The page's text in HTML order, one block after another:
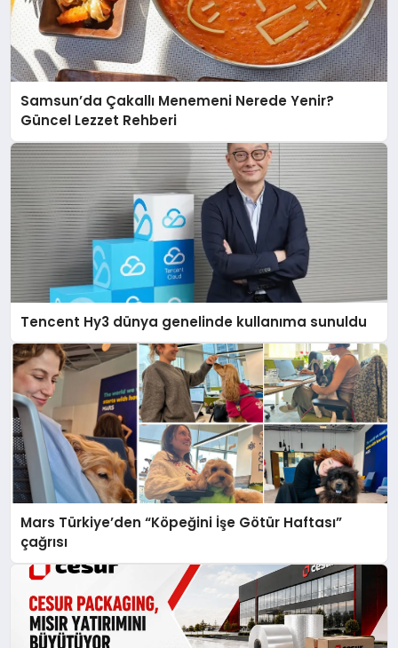
Samsun’da Çakallı Menemeni Nerede Yenir?
Güncel Lezzet Rehberi
Tencent Hy3 dünya genelinde kullanıma sunuldu
Mars Türkiye’den “Köpeğini İşe Götür Haftası”
çağrısı